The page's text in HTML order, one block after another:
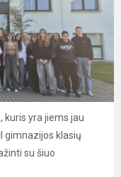
kuris yra jiems jau
gimnazijos klasių
su šiuo